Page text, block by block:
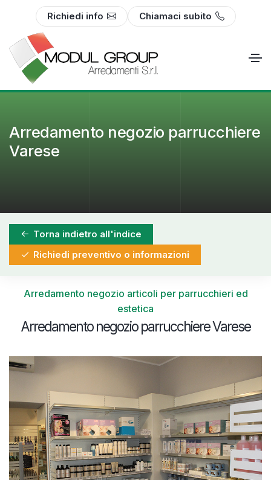
Richiedi info Chiamaci subito
Arredamento negozio parrucchiere
Varese
Torna indietro all'indice
Richiedi preventivo o informazioni
Arredamento negozio articoli per parrucchieri ed
estetica
Arredamento negozio parrucchiere Varese